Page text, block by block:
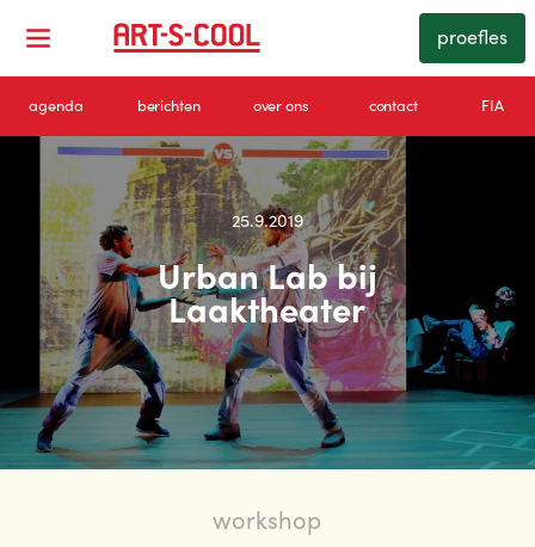
proefles
agenda berichten over ons contact FIA
25.9.2019
Urban Lab bij
Laaktheater
workshop